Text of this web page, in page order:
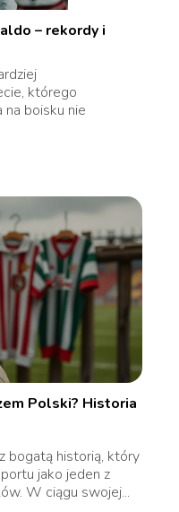
– rekordy i
którego
na boisku nie
Polski? Historia
bogatą historią, który
jako jeden z
W ciągu swojej...